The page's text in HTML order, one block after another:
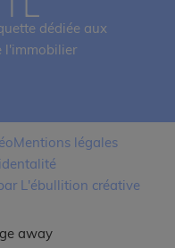
dédiée aux
l'immobilier
Mentions légales
L'ébullition créative
away